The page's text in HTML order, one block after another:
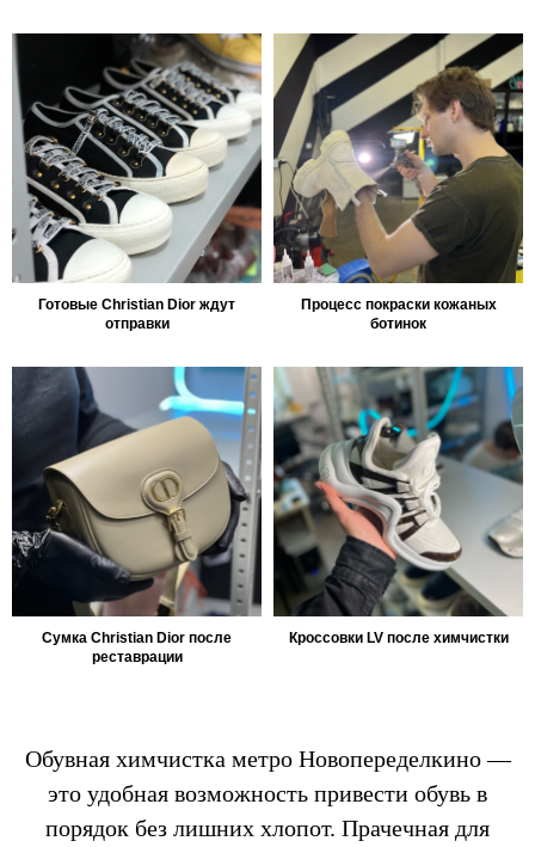
Готовые Christian Dior ждут
отправки
Процесс покраски кожаных
ботинок
Сумка Christian Dior после
реставрации
Кроссовки LV после химчистки
Обувная химчистка метро Новопеределкино —
это удобная возможность привести обувь в
порядок без лишних хлопот. Прачечная для